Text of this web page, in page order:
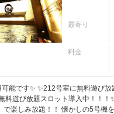
最寄り
料金
能です✨ ✨212号室に無料遊び
料遊び放題スロット導入中！！
楽しみ放題！！ 懐かしの5号機